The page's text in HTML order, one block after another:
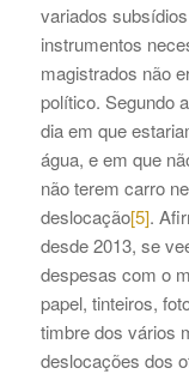
variados
instrumentos
magistrados não
político. Segundo
dia em que
água, e em que
não terem carro
deslocação[5].
desde 2013, se
despesas com o
papel, tinteiros,
timbre dos vários
deslocações dos